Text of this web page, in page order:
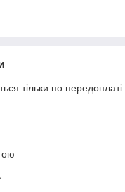
тільки по передоплаті.